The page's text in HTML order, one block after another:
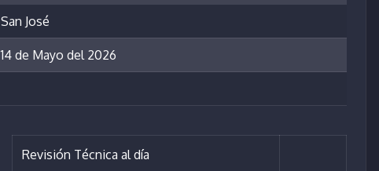
San José
14 de Mayo del 2026
Revisión Técnica al día